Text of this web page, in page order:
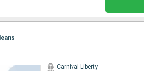
Carnival Liberty